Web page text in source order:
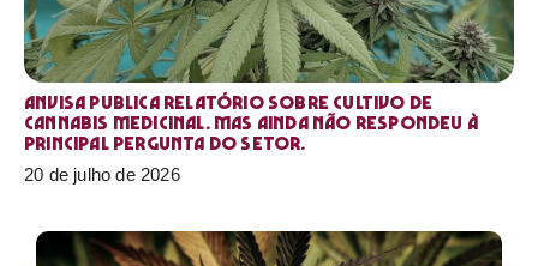
Anvisa publica relatório sobre cultivo de
Cannabis medicinal. Mas ainda não respondeu à
principal pergunta do setor.
20 de julho de 2026